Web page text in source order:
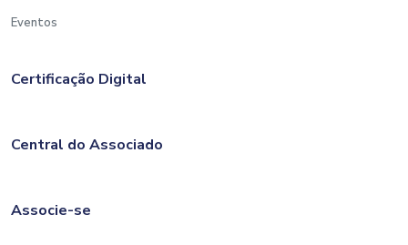
Eventos
Certificação Digital
Central do Associado
Associe-se